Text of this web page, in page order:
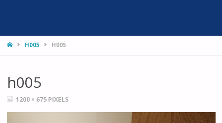
HOMEH005 H005
h005
FULL1200 × 675 PIXELS